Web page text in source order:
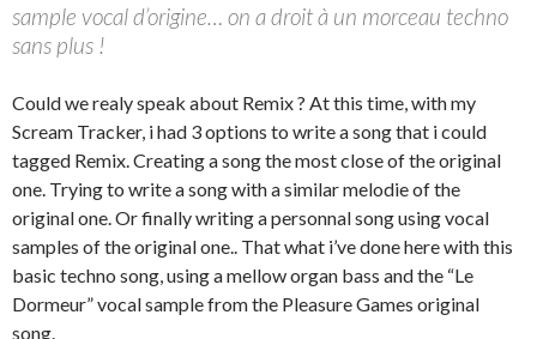
sample vocal d’origine… on a droit à un morceau techno
sans plus !
Could we realy speak about Remix ? At this time, with my
Scream Tracker, i had 3 options to write a song that i could
tagged Remix. Creating a song the most close of the original
one. Trying to write a song with a similar melodie of the
original one. Or finally writing a personnal song using vocal
samples of the original one.. That what i’ve done here with this
basic techno song, using a mellow organ bass and the “Le
Dormeur” vocal sample from the Pleasure Games original
song.